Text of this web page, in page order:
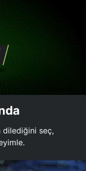
dilediğini seç,